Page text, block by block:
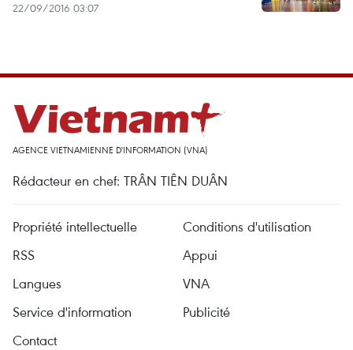
22/09/2016 03:07
AGENCE VIETNAMIENNE D'INFORMATION (VNA)
Rédacteur en chef: TRÂN TIÊN DUÂN
Propriété intellectuelle
Conditions d'utilisation
RSS
Appui
Langues
VNA
Service d'information
Publicité
Contact